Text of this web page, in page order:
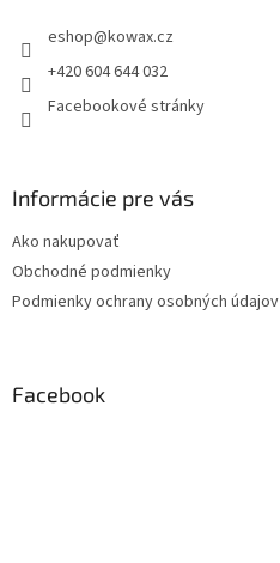
eshop@kowax.cz
+420 604 644 032
Facebookové stránky
Informácie pre vás
Ako nakupovať
Obchodné podmienky
Podmienky ochrany osobných údajov
Facebook